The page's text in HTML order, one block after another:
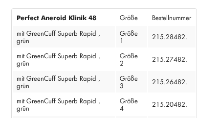
Perfect Aneroid Klinik 48 Größe
Bestellnummer
mit GreenCuff Superb Rapid ,
grün
Größe
1
215.28482.
mit GreenCuff Superb Rapid ,
grün
Größe
2
215.27482.
mit GreenCuff Superb Rapid ,
grün
Größe
3
215.26482.
mit GreenCuff Superb Rapid ,
grün
Größe
4
215.20482.